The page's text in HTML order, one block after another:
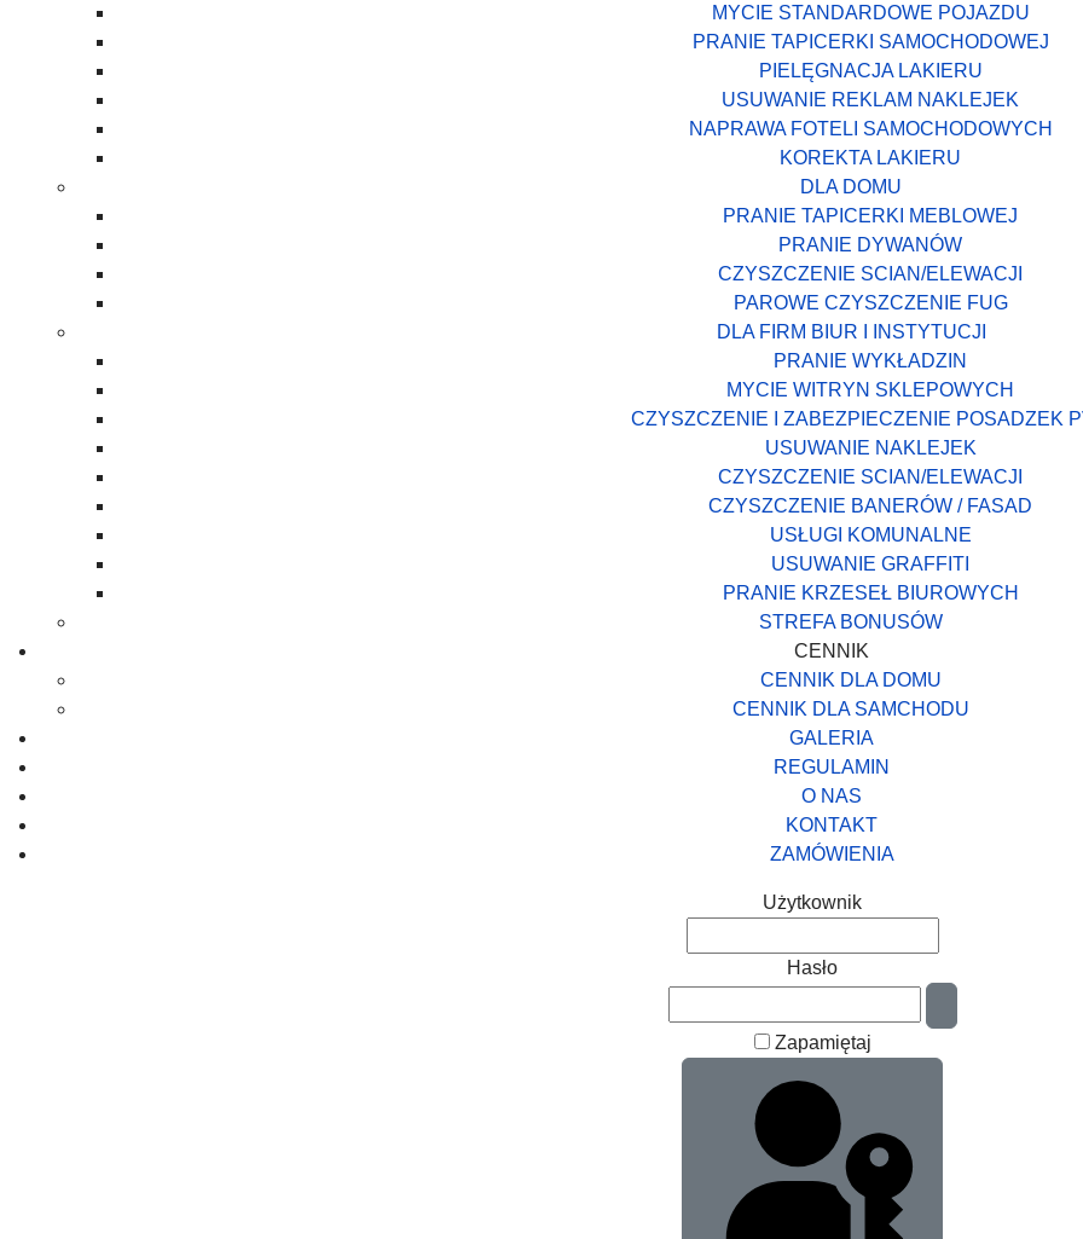
MYCIE STANDARDOWE POJAZDU
PRANIE TAPICERKI SAMOCHODOWEJ
PIELĘGNACJA LAKIERU
USUWANIE REKLAM NAKLEJEK
NAPRAWA FOTELI SAMOCHODOWYCH
KOREKTA LAKIERU
DLA DOMU
PRANIE TAPICERKI MEBLOWEJ
PRANIE DYWANÓW
CZYSZCZENIE SCIAN/ELEWACJI
PAROWE CZYSZCZENIE FUG
DLA FIRM BIUR I INSTYTUCJI
PRANIE WYKŁADZIN
MYCIE WITRYN SKLEPOWYCH
CZYSZCZENIE I ZABEZPIECZENIE POSADZEK
USUWANIE NAKLEJEK
CZYSZCZENIE SCIAN/ELEWACJI
CZYSZCZENIE BANERÓW / FASAD
USŁUGI KOMUNALNE
USUWANIE GRAFFITI
PRANIE KRZESEŁ BIUROWYCH
STREFA BONUSÓW
CENNIK
CENNIK DLA DOMU
CENNIK DLA SAMCHODU
GALERIA
REGULAMIN
O NAS
KONTAKT
ZAMÓWIENIA
Użytkownik
Hasło
Pokaż hasło
Zapamiętaj